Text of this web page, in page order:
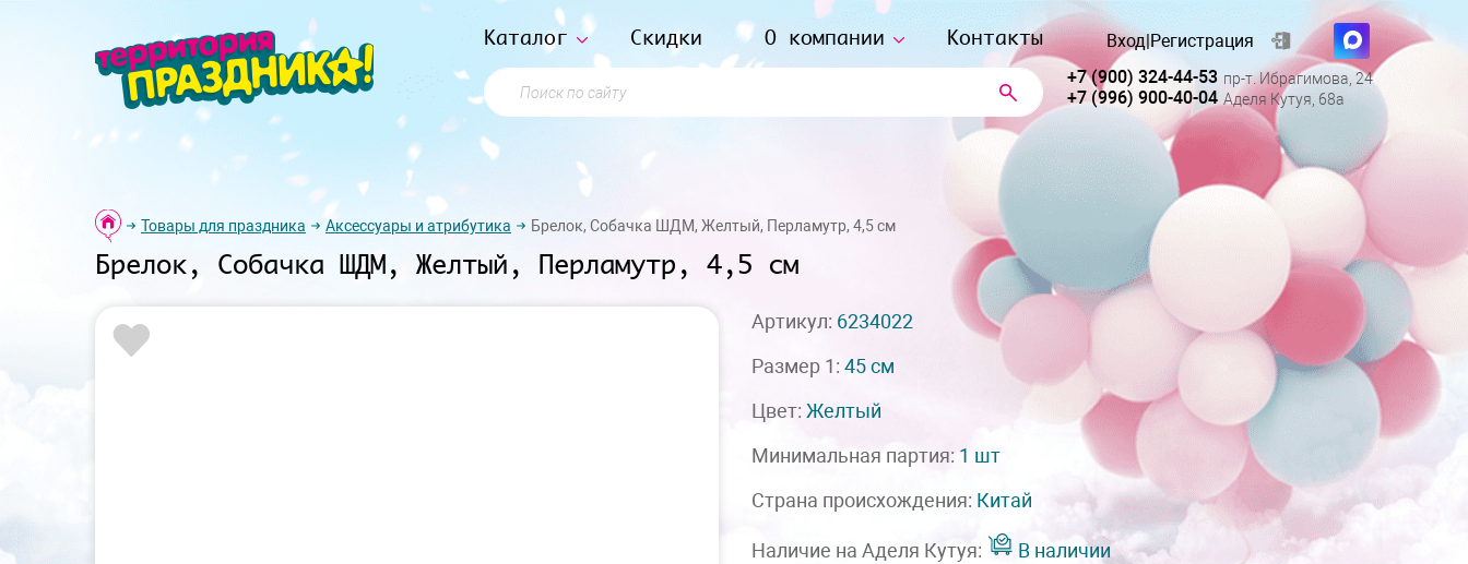
Каталог Скидки О компании Контакты
Поиск по сайту
Вход|Регистрация
+7 (900) 324-44-53 пр-т. Ибрагимова, 24
+7 (996) 900-40-04 Аделя Кутуя, 68а
Товары для праздника Аксессуары и атрибутика Брелок, Собачка ШДМ, Желтый, Перламутр, 4,5 см
Брелок, Собачка ШДМ, Желтый, Перламутр, 4,5 см
Артикул: 6234022
Размер 1: 45 см
Цвет: Желтый
Минимальная партия: 1 шт
Страна происхождения: Китай
Наличие на Аделя Кутуя: В наличии